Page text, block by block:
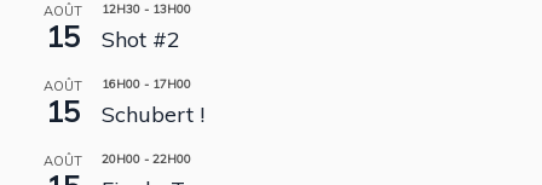
AOÛT
15
12H30 - 13H00
Shot #2
AOÛT
15
16H00 - 17H00
Schubert !
AOÛT 20H00 - 22H00